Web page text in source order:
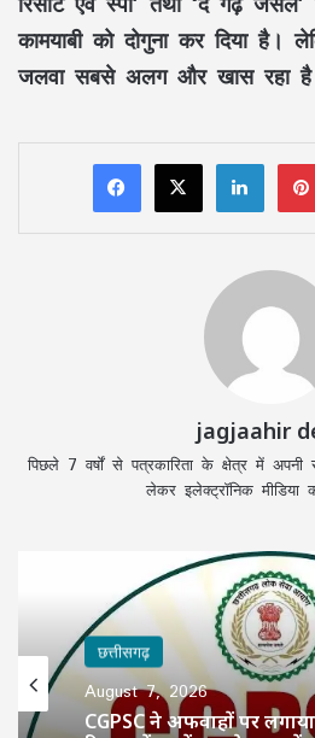
कामयाबी को दोगुना कर दिया है।
जलवा सबसे अलग और खास रहा
jagjaahir
पिछले 7 वर्षों से पत्रकारिता के क्षेत्र में
लेकर इलेक्ट्रॉनिक
छत्तीसगढ़
छत्तीसगढ़
August 7, 2026